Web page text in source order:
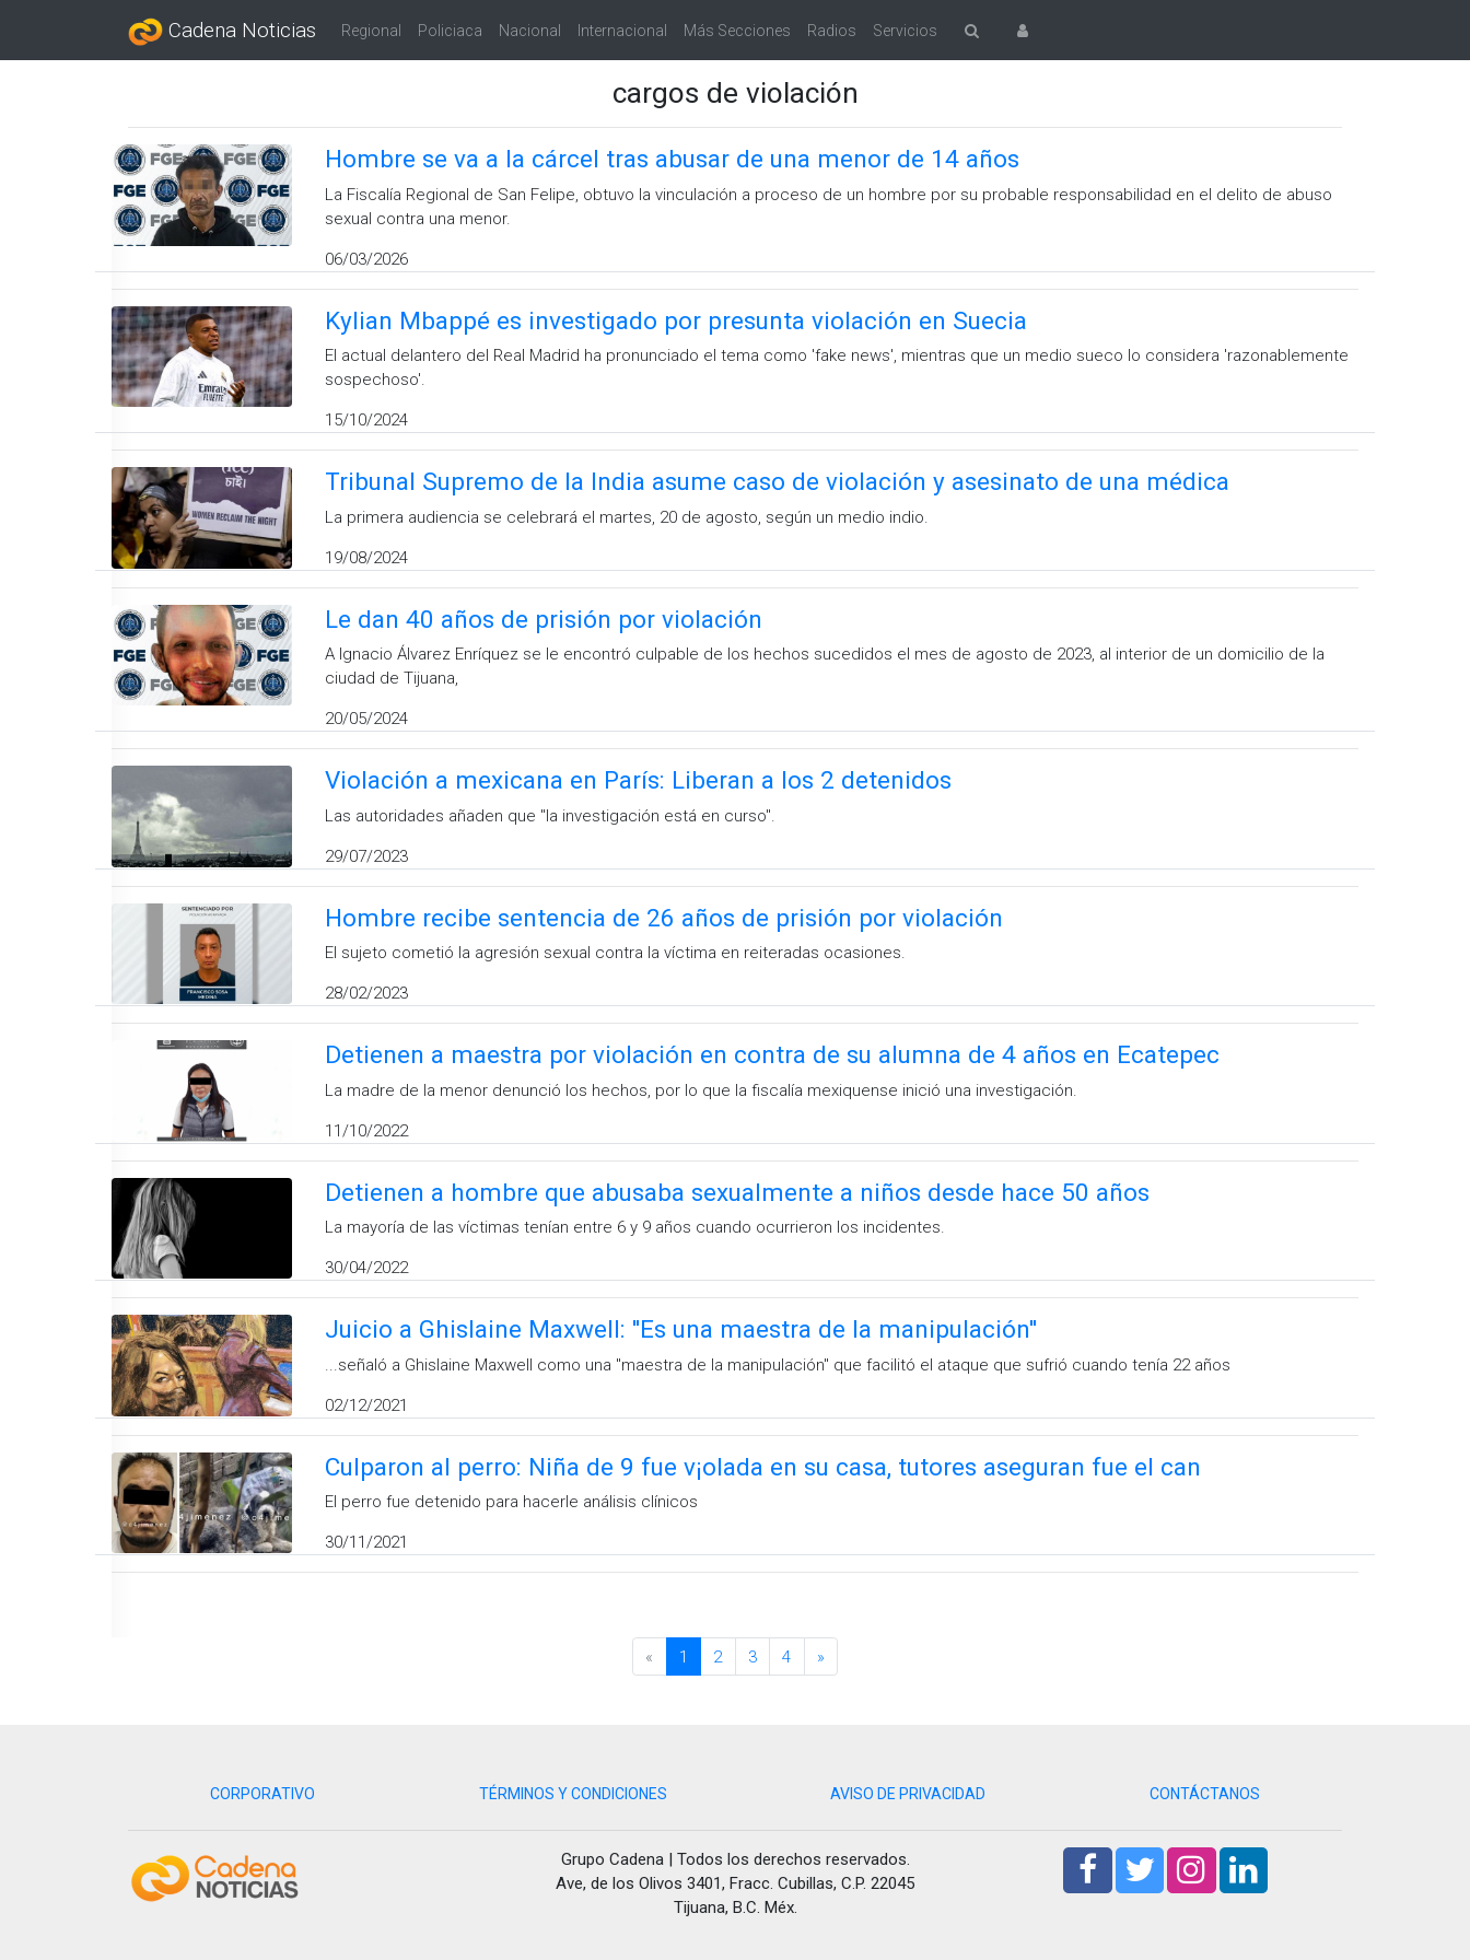
Cadena Noticias Regional Policiaca Nacional Internacional Más Secciones Radios Servicios
cargos de violación
Hombre se va a la cárcel tras abusar de una menor de 14 años
La Fiscalía Regional de San Felipe, obtuvo la vinculación a proceso de un hombre por su probable responsabilidad en el delito de abuso
sexual contra una menor.
06/03/2026
Kylian Mbappé es investigado por presunta violación en Suecia
El actual delantero del Real Madrid ha pronunciado el tema como 'fake news', mientras que un medio sueco lo considera 'razonablemente
sospechoso'.
15/10/2024
Tribunal Supremo de la India asume caso de violación y asesinato de una médica
La primera audiencia se celebrará el martes, 20 de agosto, según un medio indio.
19/08/2024
Le dan 40 años de prisión por violación
A Ignacio Álvarez Enríquez se le encontró culpable de los hechos sucedidos el mes de agosto de 2023, al interior de un domicilio de la
ciudad de Tijuana,
20/05/2024
Violación a mexicana en París: Liberan a los 2 detenidos
Las autoridades añaden que "la investigación está en curso".
29/07/2023
Hombre recibe sentencia de 26 años de prisión por violación
El sujeto cometió la agresión sexual contra la víctima en reiteradas ocasiones.
28/02/2023
Detienen a maestra por violación en contra de su alumna de 4 años en Ecatepec
La madre de la menor denunció los hechos, por lo que la fiscalía mexiquense inició una investigación.
11/10/2022
Detienen a hombre que abusaba sexualmente a niños desde hace 50 años
La mayoría de las víctimas tenían entre 6 y 9 años cuando ocurrieron los incidentes.
30/04/2022
Juicio a Ghislaine Maxwell: ''Es una maestra de la manipulación''
...señaló a Ghislaine Maxwell como una ''maestra de la manipulación'' que facilitó el ataque que sufrió cuando tenía 22 años
02/12/2021
Culparon al perro: Niña de 9 fue v¡olada en su casa, tutores aseguran fue el can
El perro fue detenido para hacerle análisis clínicos
30/11/2021
« 1 2 3 4 »
CORPORATIVO TÉRMINOS Y CONDICIONES AVISO DE PRIVACIDAD CONTÁCTANOS
Grupo Cadena | Todos los derechos reservados.
Ave, de los Olivos 3401, Fracc. Cubillas, C.P. 22045
Tijuana, B.C. Méx.